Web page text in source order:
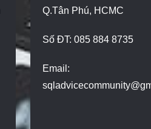
Q.Tân Phú, HCMC
Số ĐT: 085 884 8735
Email: